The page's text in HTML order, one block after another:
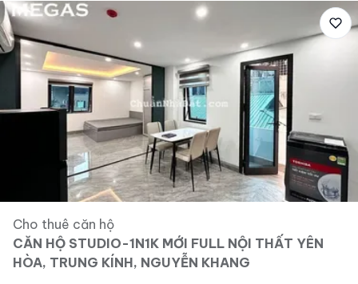
Cho thuê căn hộ
CĂN HỘ STUDIO-1N1K MỚI FULL NỘI THẤT YÊN
HÒA, TRUNG KÍNH, NGUYỄN KHANG